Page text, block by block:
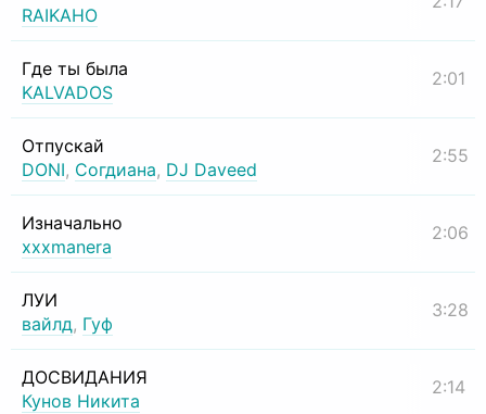
RAIKAHO
Где ты была
KALVADOS
2:01
Отпускай
DONI, Согдиана, DJ Daveed
2:55
Изначально
xxxmanera
2:06
ЛУИ
вайлд, Гуф
3:28
ДОСВИДАНИЯ
Кунов Никита
2:14